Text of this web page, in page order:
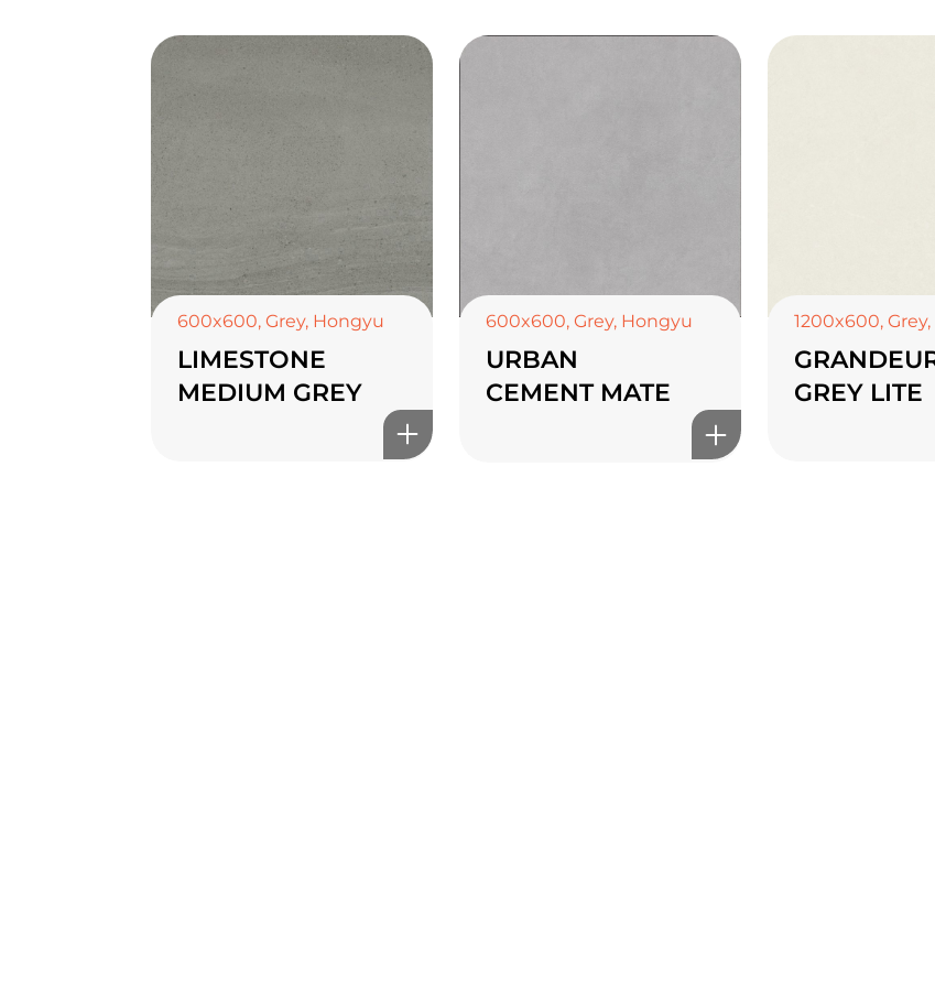
600x600, Grey, Hongyu
LIMESTONE
MEDIUM GREY
600x600, Grey, Hongyu
URBAN
CEMENT MATE
1200x600, Grey,
GREY LITE